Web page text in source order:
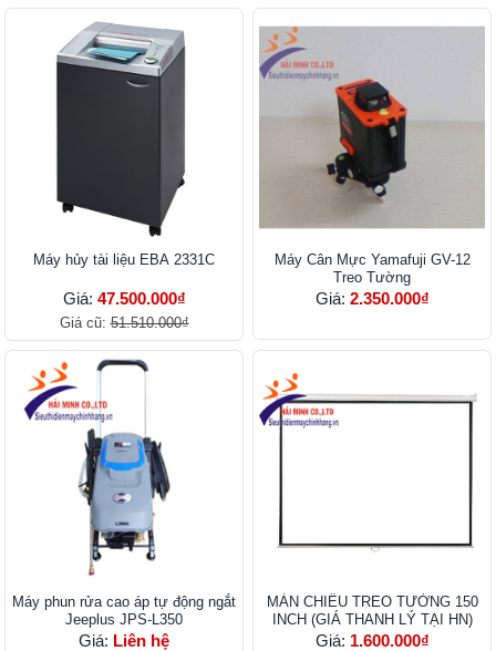
Máy hủy tài liệu EBA 2331C
Giá: 47.500.000₫
Giá cũ:51.510.000₫
Máy Cân Mực Yamafuji GV-12
Treo Tường
Giá: 2.350.000₫
Máy phun rửa cao áp tự động ngắt
Jeeplus JPS-L350
Giá: Liên hệ
MÀN CHIẾU TREO TƯỜNG 150
INCH (GIÁ THANH LÝ TẠI HN)
Giá: 1.600.000₫